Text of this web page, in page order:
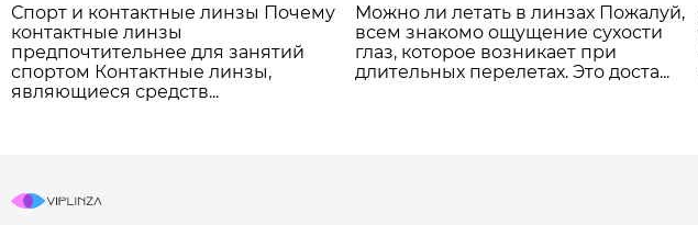
Спорт и контактные линзы Почему
контактные линзы
предпочтительнее для занятий
спортом Контактные линзы,
являющиеся средств...
Можно ли летать в линзах Пожалуй,
всем знакомо ощущение сухости
глаз, которое возникает при
длительных перелетах. Это доста...